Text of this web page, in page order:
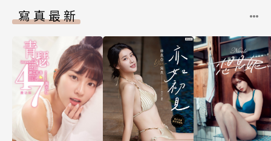
寫真最新